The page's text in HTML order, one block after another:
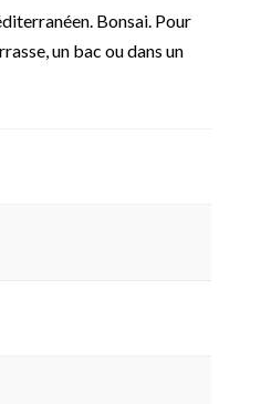
Bonsai. Pour
un bac ou dans un